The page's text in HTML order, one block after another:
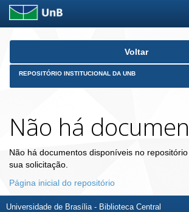
Skip
Voltar
REPOSITÓRIO INSTITUCIONAL DA UNB
Não há
Não há documentos disponíveis no
sua solicitação.
Página inicial do repositório
Universidade de Brasília - Biblioteca Central